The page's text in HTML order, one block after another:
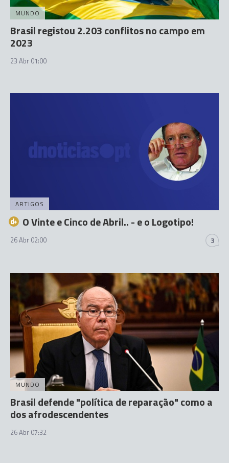
MUNDO
Brasil registou 2.203 conflitos no campo em
2023
23 Abr 01:00
ARTIGOS
O Vinte e Cinco de Abril.. - e o Logotipo!
26 Abr 02:00 3
MUNDO
Brasil defende "política de reparação" como a
dos afrodescendentes
26 Abr 07:32